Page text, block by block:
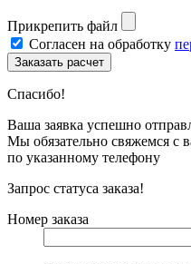
Прикрепить файл
Согласен на обработку
Спасибо!
Ваша заявка успешно
Мы обязательно свяжемся с
по указанному телефону
Запрос статуса заказа!
Номер заказа